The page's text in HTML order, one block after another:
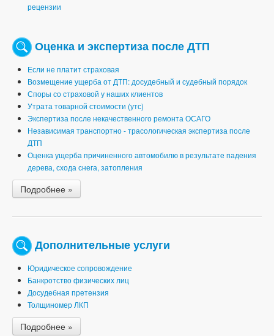
рецензии
Оценка и экспертиза после ДТП
Если не платит страховая
Возмещение ущерба от ДТП: досудебный и судебный порядок
Споры со страховой у наших клиентов
Утрата товарной стоимости (утс)
Экспертиза после некачественного ремонта ОСАГО
Независимая транспортно - трасологическая экспертиза после
ДТП
Оценка ущерба причиненного автомобилю в результате падения
дерева, схода снега, затопления
Подробнее »
Дополнительные услуги
Юридическое сопровождение
Банкротство физических лиц
Досудебная претензия
Толщиномер ЛКП
Подробнее »